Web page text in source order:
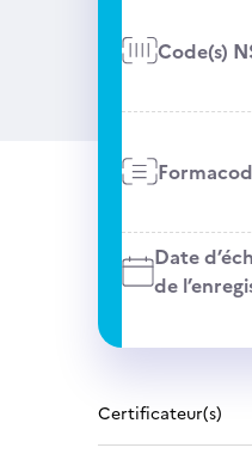
Code(s)
Date
de
Certificateur(s)